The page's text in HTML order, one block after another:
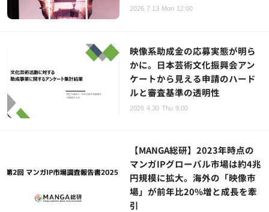
2026.7.13 Mon 12:00
映像系助成金の応募実態が明ら
かに。日本芸術文化振興会アン
ケートから見える申請のハード
ルと審査基準の透明性
2026.4.30 Thu 9:00
【MANGA総研】2023年時点の
マンガIPグローバル市場は約4兆
円規模に拡大。海外の「映像市
場」が前年比20%増と成長を牽
引